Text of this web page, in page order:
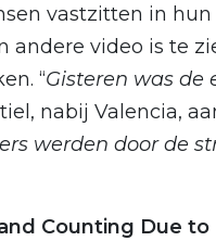
vastzitten in
andere video is te
“Gisteren was de
nabij Valencia,
werden door de
Counting Due